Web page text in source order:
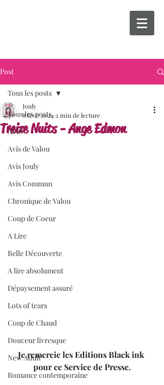
Post
Tous les posts
AVIS
Avis de Valou
Avis Jouly
Avis Commun
Chronique de Valou
Coup de Coeur
A Lire
Belle Découverte
A lire absolument
Dépaysement assuré
Lots of tears
Coup de Chaud
Douceur livresque
New Adult
Romance contemporaine
Tous les posts
Treize Nuits - Ange Edmon
Jouly
8 févr. 2024 2 min de lecture
Je remercie les Editions Black ink
pour ce Service de Presse.